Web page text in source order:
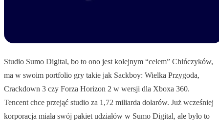
Studio Sumo Digital, bo to ono jest kolejnym “celem” Chińczyków,
ma w swoim portfolio gry takie jak Sackboy: Wielka Przygoda,
Crackdown 3 czy Forza Horizon 2 w wersji dla Xboxa 360.
Tencent chce przejąć studio za 1,72 miliarda dolarów. Już wcześniej
korporacja miała swój pakiet udziałów w Sumo Digital, ale było to